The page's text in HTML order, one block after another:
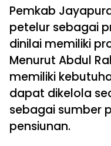
Pemkab
petelur sebagai
dinilai memiliki
Menurut Abdul
memiliki
dapat dikelola
sebagai sumber
pensiunan.